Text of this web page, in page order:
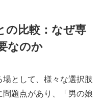
の比較：なぜ専
なのか
として、様々な選択肢
題点があり、「男の娘